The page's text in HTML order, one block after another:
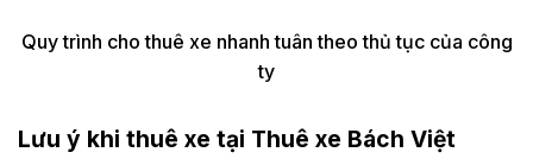
Quy trình cho thuê xe nhanh tuân theo thủ tục của công
ty
Lưu ý khi thuê xe tại Thuê xe Bách Việt